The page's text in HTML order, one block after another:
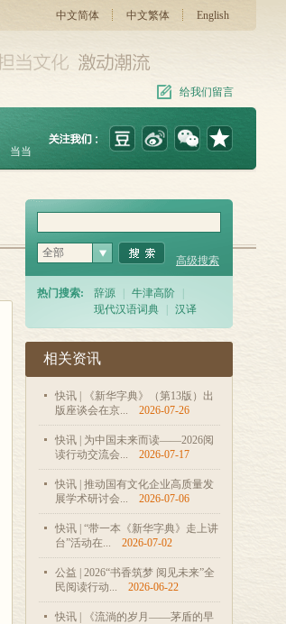
中文简体 中文繁体 English
给我们留言
当当
全部
高级搜索
热门搜索: 辞源 牛津高阶
现代汉语词典
汉译
相关资讯
快讯 | 《新华字典》（第13版）出
版座谈会在京...
2026-07-26
快讯 | 为中国未来而读——2026阅
读行动交流会...
2026-07-17
快讯 | 推动国有文化企业高质量发
展学术研讨会...
2026-07-06
快讯 | “带一本《新华字典》走上讲
台”活动在...
2026-07-02
公益 | 2026“书香筑梦 阅见未来”全
民阅读行动...
2026-06-22
快讯 | 《流淌的岁月——茅盾的早